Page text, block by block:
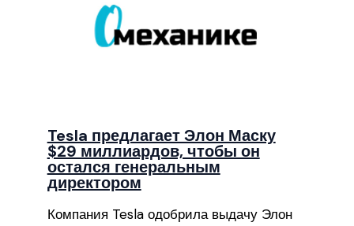
Tesla предлагает Элон Маску
$29 миллиардов, чтобы он
остался генеральным
директором
Компания Tesla одобрила выдачу Элон